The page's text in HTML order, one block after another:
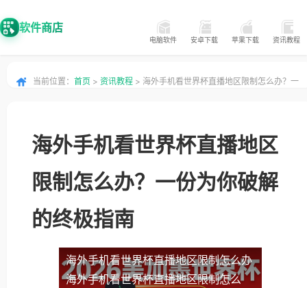
软件商店
电脑软件 安卓下载 苹果下载 资讯教程
当前位置： 首页 > 资讯教程 > 海外手机看世界杯直播地区限制怎么办？一
海外手机看世界杯直播地区
限制怎么办？一份为你破解
的终极指南
海外手机看世界杯直播地区限制怎么办
海外手机看世界杯直播地区限制怎么